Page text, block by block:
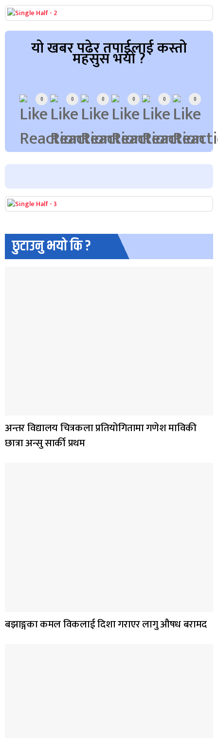
यो खबर पढेर तपाईलाई कस्तो
महसुस भयो ?
0 0 0 0 0 0
छुटाउनु भयो कि ?
अन्तर विद्यालय चित्रकला प्रतियोगितामा गणेश माविकी
छात्रा अन्सु सार्की प्रथम
बझाङ्गका कमल विकलाई दिशा गराएर लागु औषध बरामद